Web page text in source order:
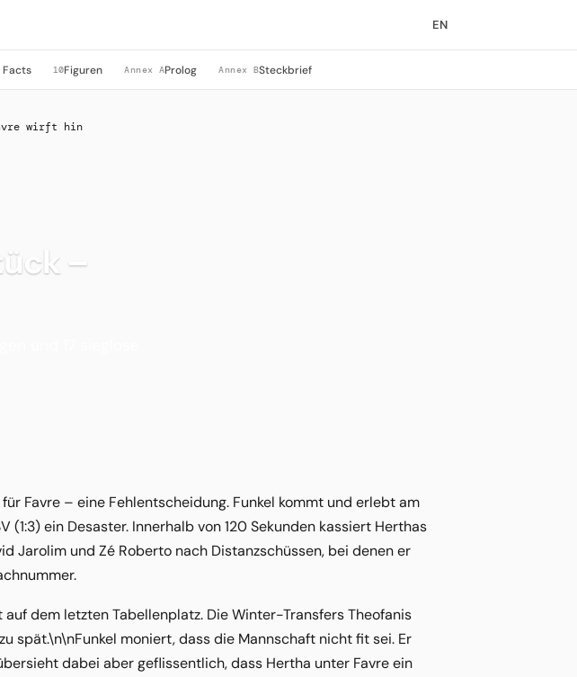
EN
Facts 10Figuren Annex AProlog Annex BSteckbrief
wirft hin
–
Favre – eine Fehlentscheidung. Funkel kommt und erlebt am
ein Desaster. Innerhalb von 120 Sekunden kassiert Herthas
Jarolim und Zé Roberto nach Distanzschüssen, bei denen er
dem letzten Tabellenplatz. Die Winter-Transfers Theofanis
spät.\n\nFunkel moniert, dass die Mannschaft nicht fit sei. Er
dabei aber geflissentlich, dass Hertha unter Favre ein